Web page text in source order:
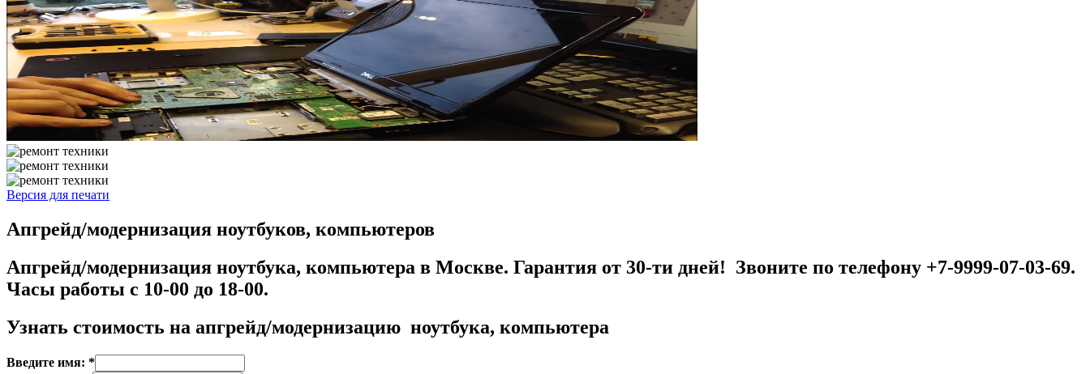
Версия для печати
Апгрейд/модернизация ноутбуков, компьютеров
Апгрейд/модернизация ноутбука, компьютера в Москве. Гарантия от 30-ти дней! Звоните по телефону +7-9999-07-03-69.
Часы работы с 10-00 до 18-00.
Узнать стоимость на апгрейд/модернизацию ноутбука, компьютера
Введите имя: *